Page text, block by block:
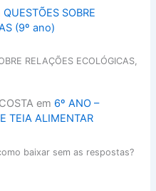
QUESTÕES SOBRE
(9º ano)
RELAÇÕES ECOLÓGICAS,
em 6º ANO –
TEIA ALIMENTAR
baixar sem as respostas?